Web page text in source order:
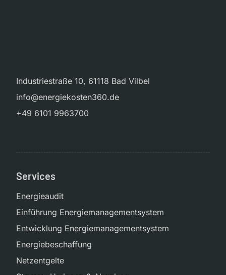
Industriestraße 10, 61118 Bad Vilbel
info@energiekosten360.de
+49 6101 9963700
Services
Energieaudit
Einführung Energiemanagementsystem
Entwicklung Energiemanagementsystem
Energiebeschaffung
Netzentgelte